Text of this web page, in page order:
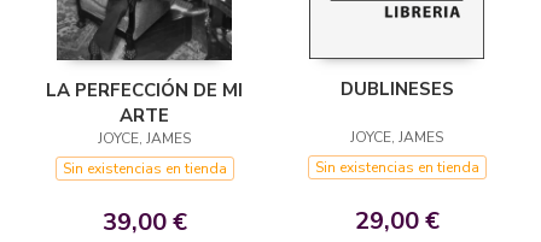
LA PERFECCIÓN DE MI
ARTE
JOYCE, JAMES
Sin existencias en tienda
39,00 €
DUBLINESES
JOYCE, JAMES
Sin existencias en tienda
29,00 €